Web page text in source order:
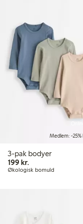
Medlem: -
3-pak bodyer
199 kr.
Økologisk bomuld